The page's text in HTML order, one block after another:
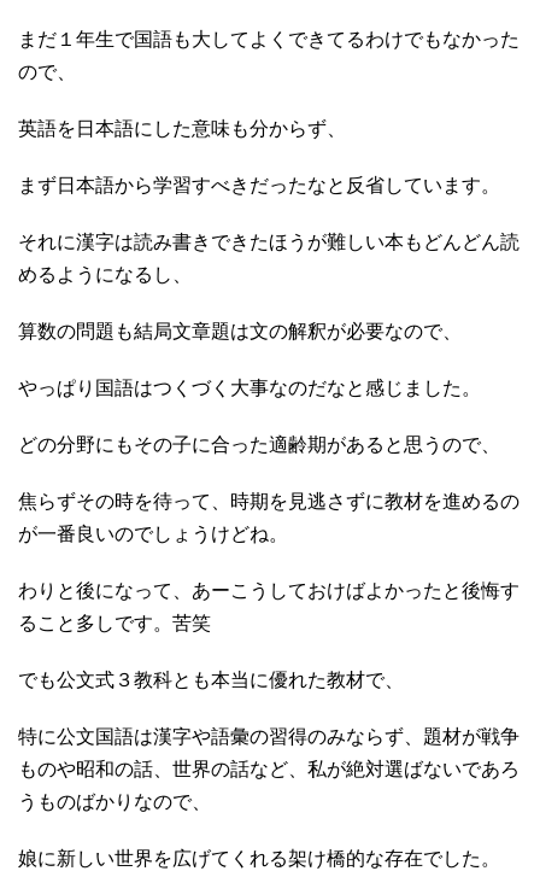
まだ１年生で国語も大してよくできてるわけでもなかった
ので、
英語を日本語にした意味も分からず、
まず日本語から学習すべきだったなと反省しています。
それに漢字は読み書きできたほうが難しい本もどんどん読
めるようになるし、
算数の問題も結局文章題は文の解釈が必要なので、
やっぱり国語はつくづく大事なのだなと感じました。
どの分野にもその子に合った適齢期があると思うので、
焦らずその時を待って、時期を見逃さずに教材を進めるの
が一番良いのでしょうけどね。
わりと後になって、あーこうしておけばよかったと後悔す
ること多しです。苦笑
でも公文式３教科とも本当に優れた教材で、
特に公文国語は漢字や語彙の習得のみならず、題材が戦争
ものや昭和の話、世界の話など、私が絶対選ばないであろ
うものばかりなので、
娘に新しい世界を広げてくれる架け橋的な存在でした。